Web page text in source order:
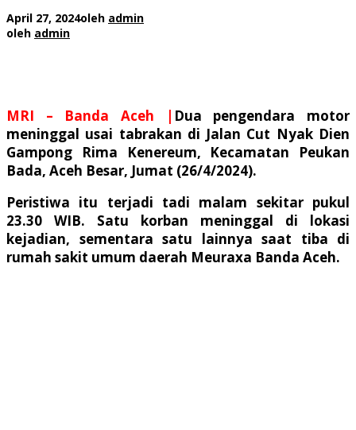
April 27, 2024oleh admin
oleh admin
MRI – Banda Aceh | Dua pengendara motor
meninggal usai tabrakan di Jalan Cut Nyak Dien
Gampong Rima Kenereum, Kecamatan Peukan
Bada, Aceh Besar, Jumat (26/4/2024).
Peristiwa itu terjadi tadi malam sekitar pukul
23.30 WIB. Satu korban meninggal di lokasi
kejadian, sementara satu lainnya saat tiba di
rumah sakit umum daerah Meuraxa Banda Aceh.